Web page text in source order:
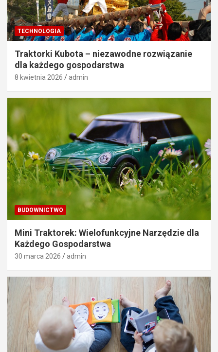
TECHNOLOGIA
Traktorki Kubota – niezawodne rozwiązanie
dla każdego gospodarstwa
8 kwietnia 2026 admin
BUDOWNICTWO
Mini Traktorek: Wielofunkcyjne Narzędzie dla
Każdego Gospodarstwa
30 marca 2026 admin